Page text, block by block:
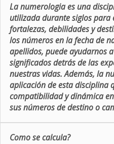
La numerologia es una
utilizada durante siglos
fortalezas, debilidades y
los números en la fecha de
apellidos, puede ayudarnos
significados detrás de las
nuestras vidas. Además, la
aplicación de esta disciplina
compatibilidad y dinámica
sus números de destino o
Como se calcula?